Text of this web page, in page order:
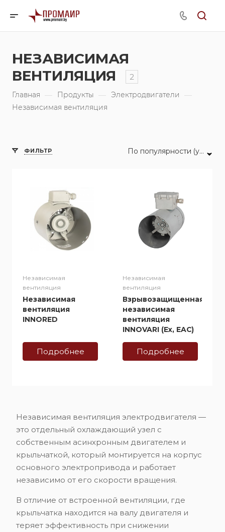
НЕЗАВИСИМАЯ
ВЕНТИЛЯЦИЯ
2
Главная — Продукты — Электродвигатели —
Независимая вентиляция
ФИЛЬТР По популярности (убывание)
Независимая
вентиляция
Независимая
вентиляция
INNORED
Подробнее
Независимая
вентиляция
Взрывозащищенная
независимая
вентиляция
INNOVARI (Ex, EAC)
Подробнее
Независимая вентиляция электродвигателя —
это отдельный охлаждающий узел с
собственным асинхронным двигателем и
крыльчаткой, который монтируется на корпус
основного электропривода и работает
независимо от его скорости вращения.
В отличие от встроенной вентиляции, где
крыльчатка находится на валу двигателя и
теряет эффективность при снижении